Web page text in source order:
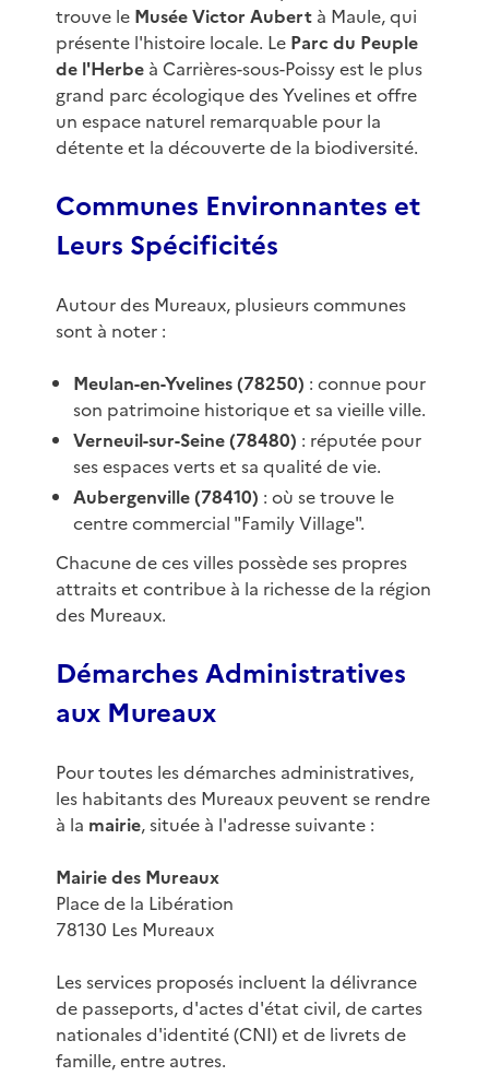
trouve le Musée Victor Aubertà Maule, qui
présente l'histoire locale. Le Parc du Peuple
de l'Herbeà Carrières-sous-Poissy est le plus
grand parc écologique des Yvelines et offre
un espace naturel remarquable pour la
détente et la découverte de la biodiversité.
Communes Environnantes et
Leurs Spécificités
Autour des Mureaux, plusieurs communes
sont à noter :
Meulan-en-Yvelines (78250) : connue pour
son patrimoine historique et sa vieille ville.
Verneuil-sur-Seine (78480) : réputée pour
ses espaces verts et sa qualité de vie.
Aubergenville (78410) : où se trouve le
centre commercial "Family Village".
Chacune de ces villes possède ses propres
attraits et contribue à la richesse de la région
des Mureaux.
Démarches Administratives
aux Mureaux
Pour toutes les démarches administratives,
les habitants des Mureaux peuvent se rendre
à la mairie, située à l'adresse suivante :
Mairie des Mureaux
Place de la Libération
78130 Les Mureaux
Les services proposés incluent la délivrance
de passeports, d'actes d'état civil, de cartes
nationales d'identité (CNI) et de livrets de
famille, entre autres.